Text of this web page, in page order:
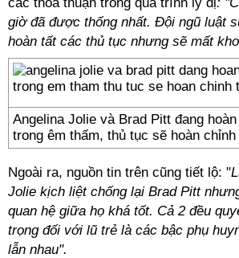
giờ đã được thống nhất. Đội ngũ luật
hoàn tất các thủ tục nhưng sẽ mất
Angelina Jolie và Brad Pitt đang
trong êm thấm, thủ tục sẽ hoàn
Ngoài ra, nguồn tin trên cũng tiết lộ: "
Jolie kịch liệt chống lại Brad Pitt
quan hệ giữa họ khá tốt. Cả 2 đều
trọng đối với lũ trẻ là các bậc phụ
lẫn nhau".